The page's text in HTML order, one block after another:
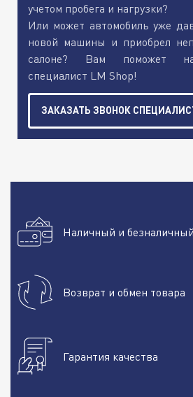
учетом пробега и нагрузки?
Или может автомобиль уже
новой машины и приобрел
салоне? Вам поможет
специалист LM Shop!
ЗАКАЗАТЬ ЗВОНОК
Наличный и
Возврат и обмен товара
Гарантия качества